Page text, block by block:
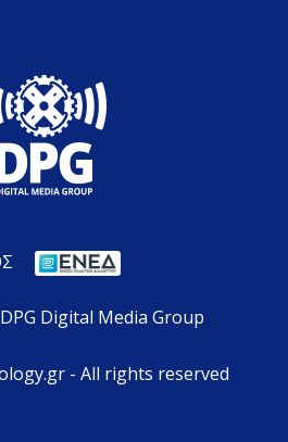
Digital Media Group
- All rights reserved